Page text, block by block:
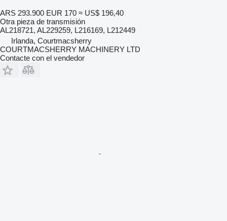
ARS 293.900 EUR 170 ≈ US$ 196,40
Otra pieza de transmisión
AL218721, AL229259, L216169, L212449
Irlanda, Courtmacsherry
COURTMACSHERRY MACHINERY LTD
Contacte con el vendedor